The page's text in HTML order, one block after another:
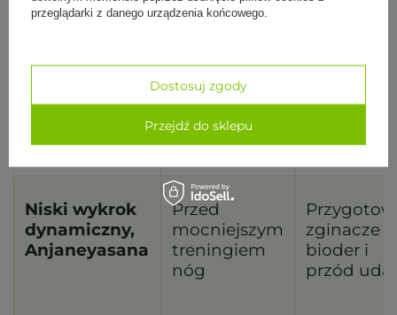
Pies z głową
marszem,
Svanasana
Po
rozruchu
Niski wykrok
dynamiczny,
Anjaneyasana
Przed
mocniejszym
treningiem
nóg
zginacze
bioder i
przód uda
przeglądarki z danego urządzenia końcowego.
Dostosuj zgody
Przejdź do sklepu